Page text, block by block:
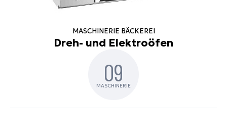
MASCHINERIE BÄCKEREI
Dreh- und Elektroöfen
09
MASCHINERIE